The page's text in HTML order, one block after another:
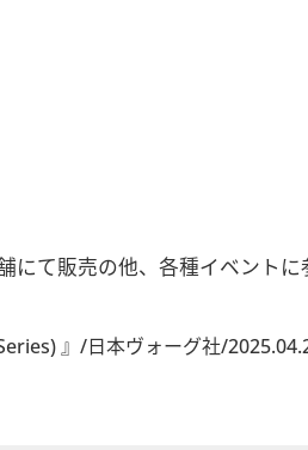
て販売の他、各種イベント
』/日本ヴォーグ社/